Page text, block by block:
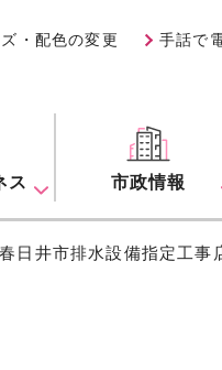
・配色の変更 手話で
ス 市政情報
日井市排水設備指定工事